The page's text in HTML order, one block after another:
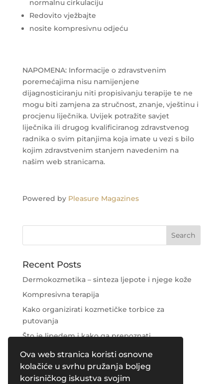
Ova web stranica koristi osnovne
kolačiće u svrhu pružanja boljeg
korisničkog iskustva svojim
normalnu cirkulaciju
Redovito vježbajte
nosite kompresivnu odjeću
NAPOMENA: Informacije o zdravstvenim
poremećajima nisu namijenjene
dijagnosticiranju niti propisivanju terapije te ne
mogu biti zamjena za stručnost, znanje, vještinu i
procjenu liječnika. Uvijek potražite savjet
liječnika ili drugog kvalificiranog zdravstvenog
radnika o svim pitanjima koja imate u vezi s bilo
kojim zdravstvenim stanjem navedenim na
našim web stranicama.
Powered by Pleasure Magazines
Recent Posts
Dermokozmetika – sinteza ljepote i njege kože
Kompresivna terapija
Kako organizirati kozmetičke torbice za
putovanja
Što je lipedem i kako ga prepoznati
Njega područja oko očiju
Recent Comments